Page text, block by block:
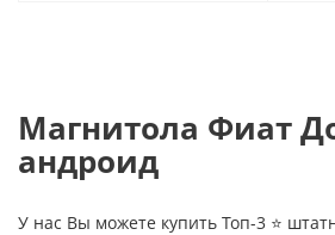
Магнитола Фиат
андроид
У нас Вы можете купить Топ-3 ⭐